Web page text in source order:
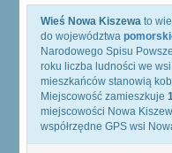
Wieś Nowa Kiszewa to
do województwa
Narodowego Spisu
roku liczba ludności we
mieszkańców stanowią
Miejscowość zamieszkuje
miejscowości Nowa
współrzędne GPS wsi